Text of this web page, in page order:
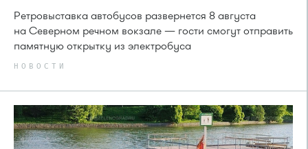
Ретровыставка автобусов развернется 8 августа
на Северном речном вокзале — гости смогут отправить
памятную открытку из электробуса
НОВОСТИ